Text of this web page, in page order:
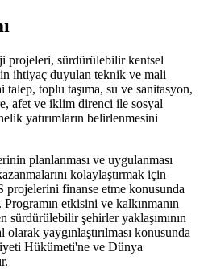
projeleri, sürdürülebilir kentsel
ihtiyaç duyulan teknik ve mali
talep, toplu taşıma, su ve sanitasyon,
afet ve iklim direnci ile sosyal
yatırımların belirlenmesini
planlanması ve uygulanması
kolaylaştırmak için
finanse etme konusunda
etkisini ve kalkınmanın
sürdürülebilir şehirler yaklaşımının
yaygınlaştırılması konusunda
Hükümeti'ne ve Dünya